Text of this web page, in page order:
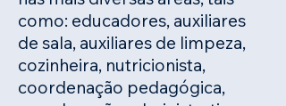
como: educadores, auxiliares
de sala, auxiliares de limpeza,
cozinheira, nutricionista,
coordenação pedagógica,